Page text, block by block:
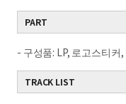
PART
- 구성품: LP, 로고스티커
TRACK LIST